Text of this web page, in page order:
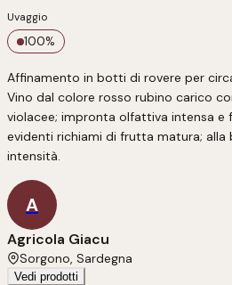
Uvaggio
100%
Affinamento in botti di rovere per
Vino dal colore rosso rubino carico
violacee; impronta olfattiva intensa e
evidenti richiami di frutta matura; alla
intensità.
A
Agricola Giacu
Sorgono, Sardegna
Vedi prodotti